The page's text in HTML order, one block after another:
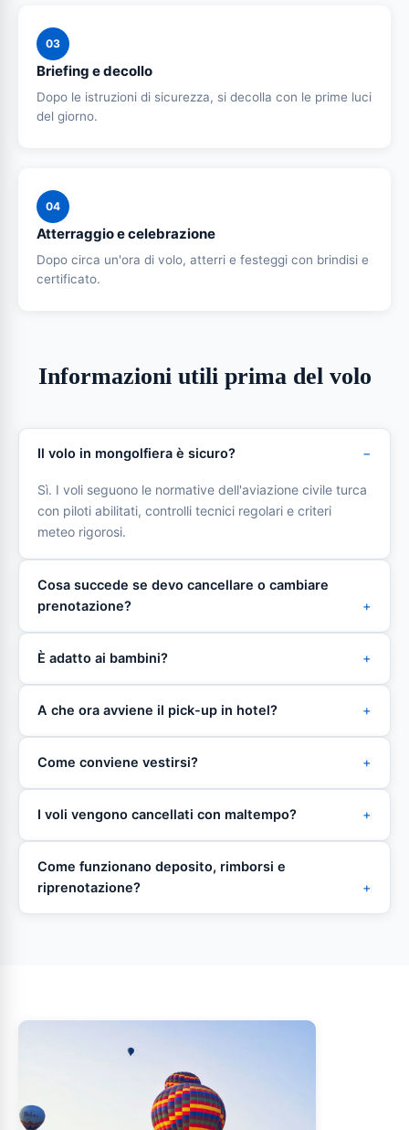
03
Briefing e decollo
Dopo le istruzioni di sicurezza, si decolla con le prime luci
del giorno.
04
Atterraggio e celebrazione
Dopo circa un'ora di volo, atterri e festeggi con brindisi e
certificato.
Informazioni utili prima del volo
Il volo in mongolfiera è sicuro?
Sì. I voli seguono le normative dell'aviazione civile turca
con piloti abilitati, controlli tecnici regolari e criteri
meteo rigorosi.
Cosa succede se devo cancellare o cambiare
prenotazione?
È adatto ai bambini?
A che ora avviene il pick-up in hotel?
Come conviene vestirsi?
I voli vengono cancellati con maltempo?
Come funzionano deposito, rimborsi e
riprenotazione?